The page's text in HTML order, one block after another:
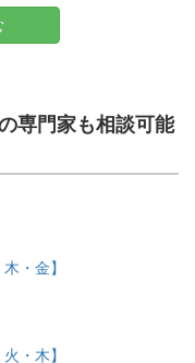
専門家も相談可能
・金】
・木】